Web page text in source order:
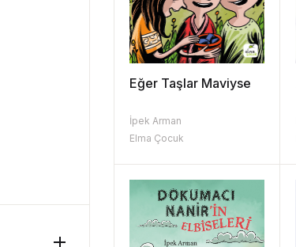
Eğer Taşlar Maviyse
İpek Arman
Elma Çocuk